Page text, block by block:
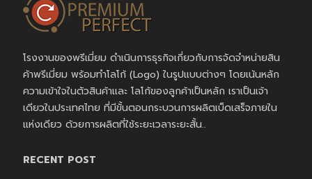
โรงงานของพรีเมี่ยม ดำเนินการธุรกิจเกี่ยวกับการจัดจำหน่ายสิน
ค้าพรีเมี่ยม พร้อมทำโลโก้ (Logo) ในรูปแบบต่างๆ โดยเน้นหลัก
ความเข้าใจในตัวสินค้าและ โลโก้ของลูกค้าเป็นหลัก เราเป็นเจ้า
เดียวในประเทศไทย ที่มีขั้นตอนกระบวนการผลิตเบ็ดเสร็จภายใน
แห่งเดียว ด้วยการผลิตที่ใช้ระยะเวลาระยะสั้น..
RECENT POST